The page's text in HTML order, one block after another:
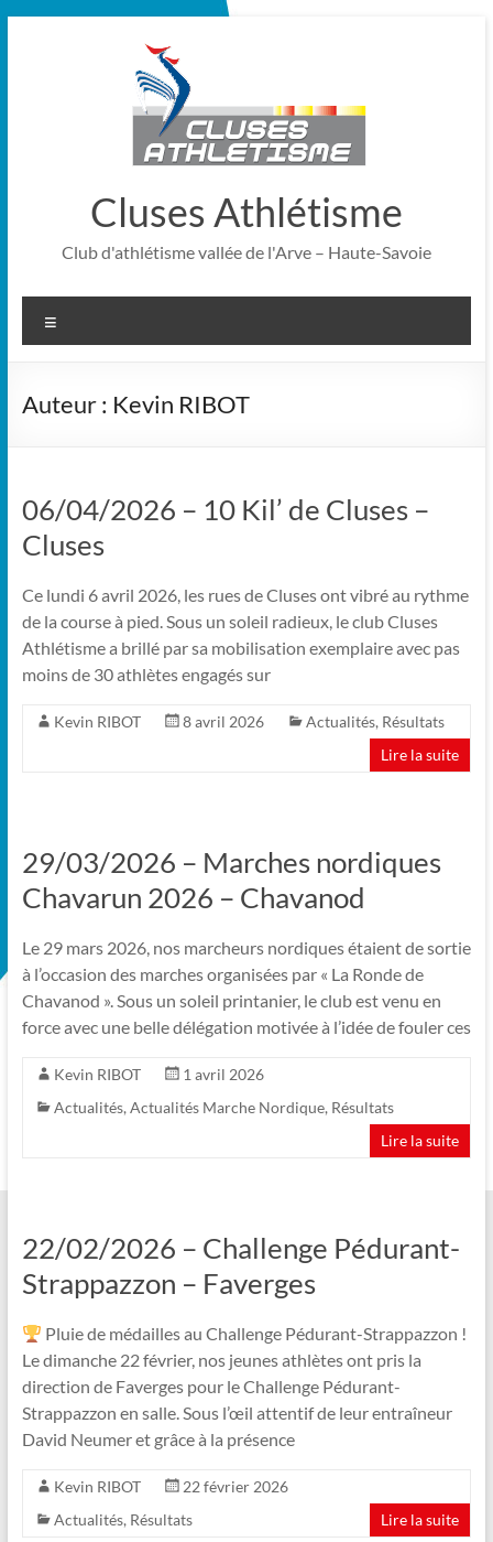
Cluses Athlétisme
Club d'athlétisme vallée de l'Arve – Haute-Savoie
Auteur : Kevin RIBOT
06/04/2026 – 10 Kil’ de Cluses –
Cluses
Ce lundi 6 avril 2026, les rues de Cluses ont vibré au rythme
de la course à pied. Sous un soleil radieux, le club Cluses
Athlétisme a brillé par sa mobilisation exemplaire avec pas
moins de 30 athlètes engagés sur
Kevin RIBOT 8 avril 2026 Actualités, Résultats
Lire la suite
29/03/2026 – Marches nordiques
Chavarun 2026 – Chavanod
Le 29 mars 2026, nos marcheurs nordiques étaient de sortie
à l’occasion des marches organisées par « La Ronde de
Chavanod ». Sous un soleil printanier, le club est venu en
force avec une belle délégation motivée à l’idée de fouler ces
Kevin RIBOT
1 avril 2026
Actualités, Actualités Marche Nordique, Résultats
Lire la suite
22/02/2026 – Challenge Pédurant-
Strappazzon – Faverges
Pluie de médailles au Challenge Pédurant-Strappazzon !
Le dimanche 22 février, nos jeunes athlètes ont pris la
direction de Faverges pour le Challenge Pédurant-
Strappazzon en salle. Sous l’œil attentif de leur entraîneur
David Neumer et grâce à la présence
Kevin RIBOT
22 février 2026
Actualités, Résultats Lire la suite